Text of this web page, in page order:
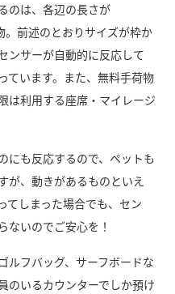
のは、各辺の長さが
前述のとおりサイズが枠か
ンサーが自動的に反応して
ています。また、無料手荷物
は利用する座席・マイレージ
にも反応するので、ペットも
が、動きがあるものといえ
てしまった場合でも、セン
ないのでご安心を！
ルフバッグ、サーフボードな
のいるカウンターでしか預け